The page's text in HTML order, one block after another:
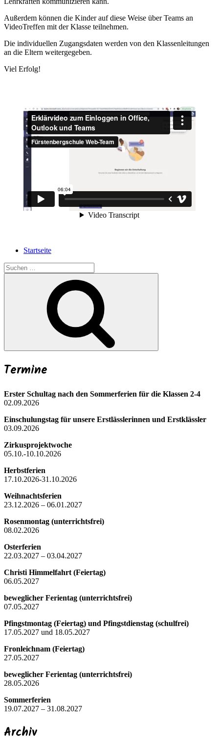
Außerdem können die Kinder auf diese Weise über Teams an
VideoTreffen mit der Klasse teilnehmen.
Die individuellen Zugangsdaten werden von den Klassenleitungen
an die Eltern weitergegeben.
Viel Erfolg!
Startseite
Suchen
nach:
Termine
Erster Schultag nach den Sommerferien für die Klassen 2-4
02.09.2026
Einschulungstag für unsere Erstlässlerinnen und Erstklässler
03.09.2026
Zirkusprojektwoche
05.10.-10.10.2026
Herbstferien
17.10.2026-31.10.2026
Weihnachtsferien
23.12.2026 – 06.01.2027
Rosenmontag (unterrichtsfrei)
08.02.2026
Osterferien
22.03.2027 – 03.04.2027
Christi Himmelfahrt (Feiertag)
06.05.2027
beweglicher Ferientag (unterrichtsfrei)
07.05.2027
Pfingstmontag (Feiertag) und Pfingstdienstag (schulfrei)
17.05.2027 und 18.05.2027
Fronleichnam (Feiertag)
27.05.2027
beweglicher Ferientag (unterrichtsfrei)
28.05.2026
Sommerferien
19.07.2027 – 31.08.2027
Archiv